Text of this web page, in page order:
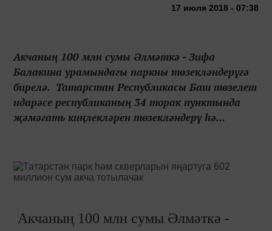
17 июля 2018 - 07:38
Акчаның 100 млн сумы Әлмәткә - Зифа
Балакина урамындагы паркны төзекләндерүгә
бирелә. Татарстан Республикасы Баш төзелеш
идарәсе республиканың 34 торак пунктында
җәмәгать киңлекләрен төзекләндерү һә...
Акчаның 100 млн сумы Әлмәткә -